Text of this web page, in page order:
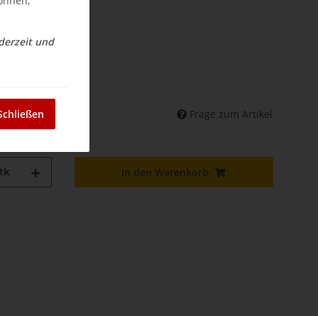
abweichend) Frage zum Artikel
In den Warenkorb
und